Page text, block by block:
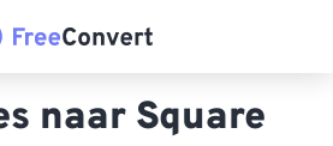
naar Square